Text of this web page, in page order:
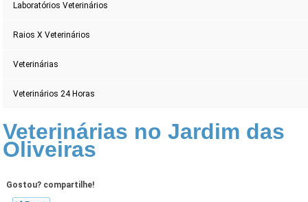
Laboratórios Veterinários
Raios X Veterinários
Veterinárias
Veterinários 24 Horas
Veterinárias no Jardim das
Oliveiras
Gostou? compartilhe!